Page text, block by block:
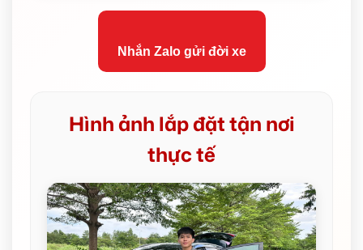
Nhắn Zalo gửi đời xe
Hình ảnh lắp đặt tận nơi
thực tế